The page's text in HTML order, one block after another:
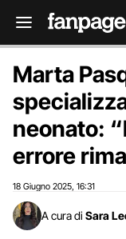
Marta
neonato:
errore
18 Giugno 2025 16:31
A cura di Sara